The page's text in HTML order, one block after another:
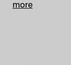
more